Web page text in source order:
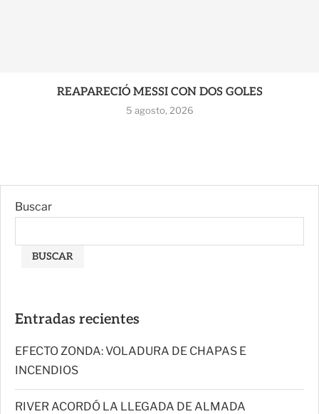
REAPARECIÓ MESSI CON DOS GOLES
5 agosto, 2026
Buscar
BUSCAR
Entradas recientes
EFECTO ZONDA: VOLADURA DE CHAPAS E
INCENDIOS
RIVER ACORDÓ LA LLEGADA DE ALMADA